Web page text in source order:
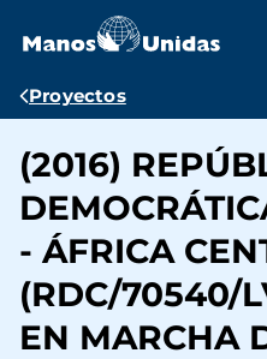
contenido
Ruta
navegación
Proyectos
(2016)
- ÁFRICA
(RDC/70540/
EN MARCHA